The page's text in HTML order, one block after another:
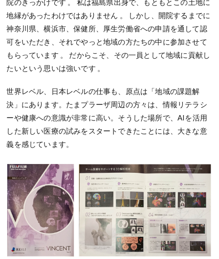
院のきっかけです 。 私は福島県出身で、もともとこの土地に
地縁があったわけではありません 。 しかし、開院するまでに
神奈川県、横浜市、保健所、厚生労働省への申請を通して認
可をいただき、それでやっと地域の方たちの中に参加させて
もらっています 。 だからこそ、その一員として地域に貢献し
たいという思いは強いです 。
世界レベル、日本レベルの仕事も、原点は「地域の課題解
決」にあります。たまプラーザ周辺の方々は、情報リテラシ
ーや健康への意識が非常に高い。そうした場所で、AIを活用
した新しい医療の試みをスタートできたことには、大きな意
義を感じています。